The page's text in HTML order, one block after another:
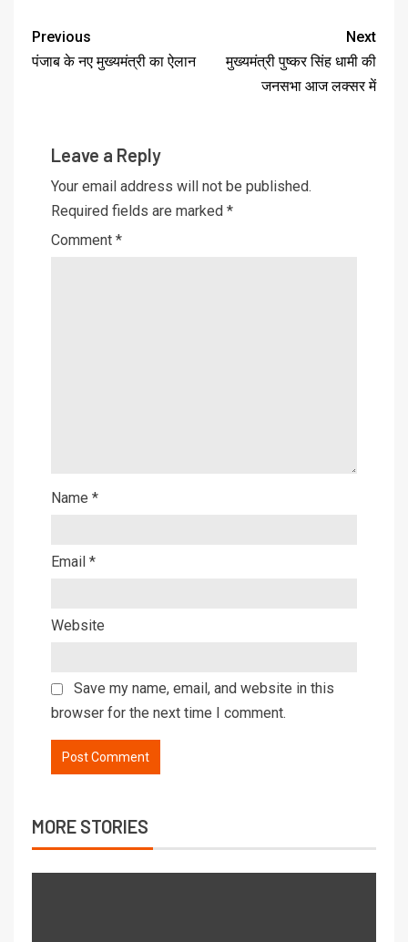
Previous
पंजाब के नए मुख्यमंत्री का ऐलान
Next
मुख्यमंत्री पुष्कर सिंह धामी की
जनसभा आज लक्सर में
Leave a Reply
Your email address will not be published.
Required fields are marked *
Comment *
Name *
Email *
Website
Save my name, email, and website in this
browser for the next time I comment.
MORE STORIES